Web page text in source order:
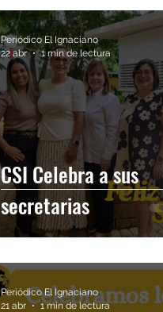
CSI Celebra a sus
secretarias
Periódico El Ignaciano
22 abr
1 min de lectura
Periódico El Ignaciano
21 abr
1 min de lectura